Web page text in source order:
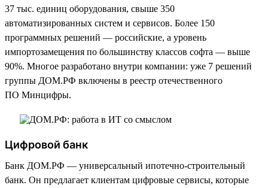
37 тыс. единиц оборудования, свыше 350
автоматизированных систем и сервисов. Более 150
программных решений — российские, а уровень
импортозамещения по большинству классов софта — выше
90%. Многое разработано внутри компании: уже 7 решений
группы ДОМ.РФ включены в реестр отечественного
ПО Минцифры.
Цифровой банк
Банк ДОМ.РФ — универсальный ипотечно-строительный
банк. Он предлагает клиентам цифровые сервисы, которые